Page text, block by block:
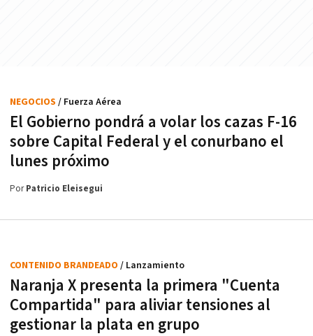
El Gobierno pondrá a volar los cazas F-16
sobre Capital Federal y el conurbano el
lunes próximo
NEGOCIOS / Fuerza Aérea
PorPatricio Eleisegui
Naranja X presenta la primera "Cuenta
Compartida" para aliviar tensiones al
gestionar la plata en grupo
CONTENIDO BRANDEADO / Lanzamiento